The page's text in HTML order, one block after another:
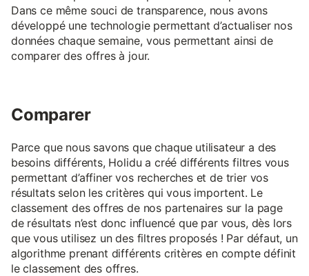
Dans ce même souci de transparence, nous avons
développé une technologie permettant d’actualiser nos
données chaque semaine, vous permettant ainsi de
comparer des offres à jour.
Comparer
Parce que nous savons que chaque utilisateur a des
besoins différents, Holidu a créé différents filtres vous
permettant d’affiner vos recherches et de trier vos
résultats selon les critères qui vous importent. Le
classement des offres de nos partenaires sur la page
de résultats n’est donc influencé que par vous, dès lors
que vous utilisez un des filtres proposés ! Par défaut, un
algorithme prenant différents critères en compte définit
le classement des offres.